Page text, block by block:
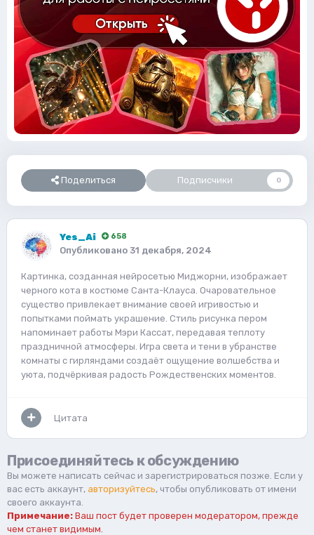
Поделиться Подписчики 0
Yes_Ai 658
Опубликовано 31 декабря, 2024
Картинка, созданная нейросетью Миджорни, изображает
черного кота в костюме Санта-Клауса. Очаровательное
существо привлекает внимание своей игривостью и
попытками поймать украшение. Стиль рисунка пером
напоминает работы Мэри Кассат, передавая теплоту
праздничной атмосферы. Игра света и тени в убранстве
комнаты с гирляндами создаёт ощущение волшебства и
уюта, подчёркивая радость Рождественских моментов.
Цитата
Присоединяйтесь к обсуждению
Вы можете написать сейчас и зарегистрироваться позже. Если у
вас есть аккаунт, авторизуйтесь, чтобы опубликовать от имени
своего аккаунта.
Примечание: Ваш пост будет проверен модератором, прежде
чем станет видимым.